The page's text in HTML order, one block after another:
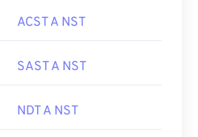
ACST A NST
SAST A NST
NDT A NST